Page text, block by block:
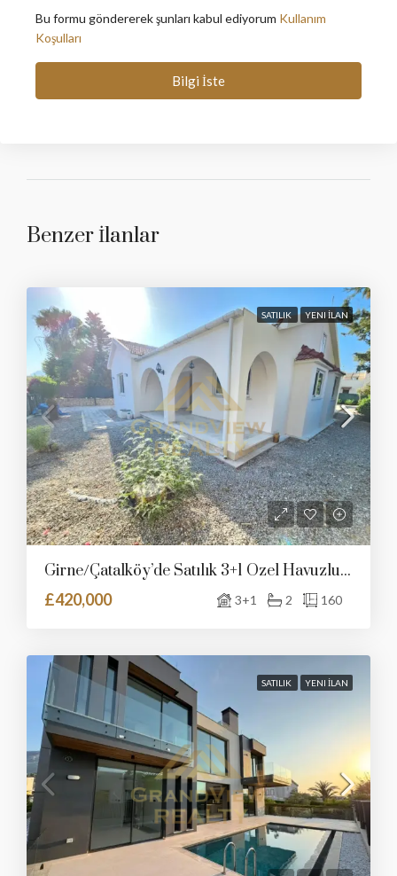
Bu formu göndererek şunları kabul ediyorum Kullanım
Koşulları
Bilgi İste
Benzer İlanlar
SATILIK YENI İLAN
Girne/Çatalköy’de Satılık 3+1 Özel Havuzlu Villa
£420,000
3+1 2 160
SATILIK YENI İLAN